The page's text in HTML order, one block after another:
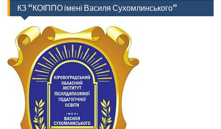
КЗ “КОІППО імені Василя Сухомлинського”